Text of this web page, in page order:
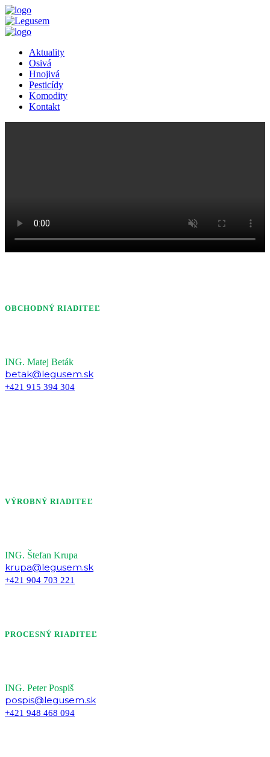
Aktuality
Osivá
Hnojivá
Pesticídy
Komodity
Kontakt
OBCHODNÝ RIADITEĽ
ING. Matej Beták
betak@legusem.sk
+421 915 394 304
VÝROBNÝ RIADITEĽ
ING. Štefan Krupa
krupa@legusem.sk
+421 904 703 221
PROCESNÝ RIADITEĽ
ING. Peter Pospiš
pospis@legusem.sk
+421 948 468 094